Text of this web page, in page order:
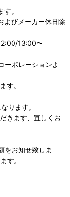
。
びメーカー休日除
13:00〜
ーポレーションよ
す。
ります。
きます、宜しくお
をお知せ致しま
す。